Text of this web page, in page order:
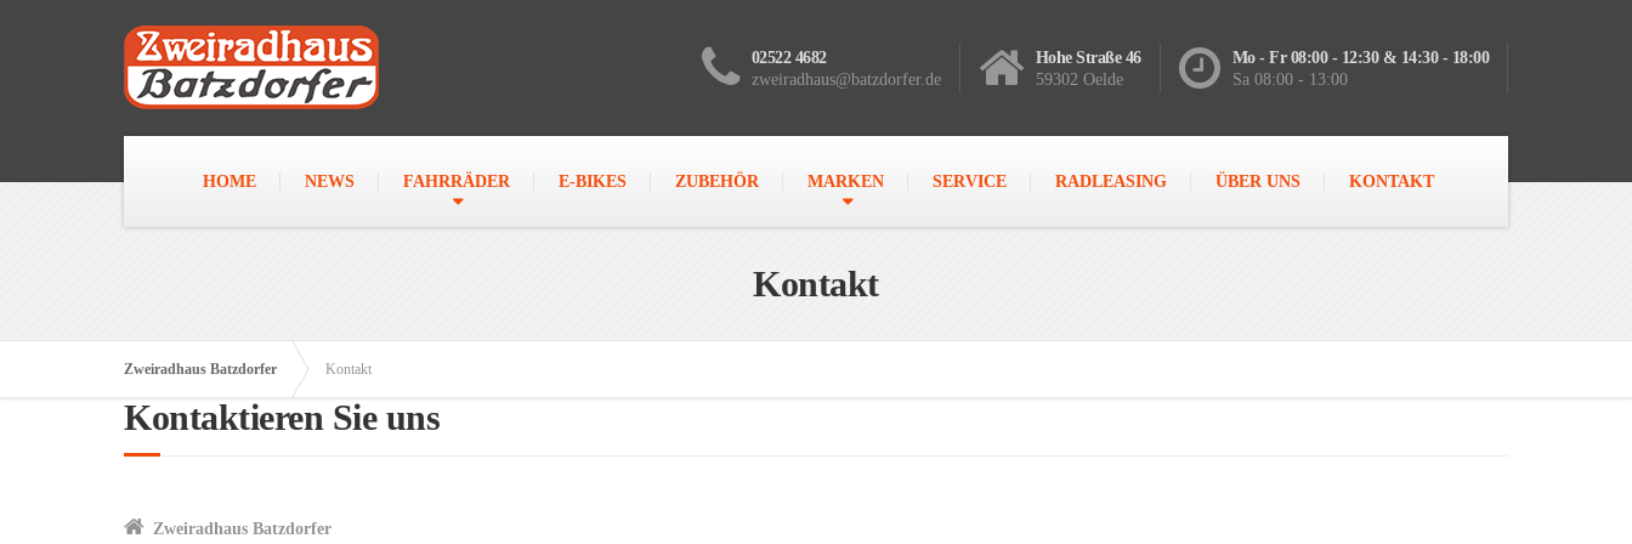
02522 4682
zweiradhaus@batzdorfer.de
Hohe Straße 46
59302 Oelde
Mo - Fr 08:00 - 12:30 & 14:30 - 18:00
Sa 08:00 - 13:00
HOME NEWS FAHRRÄDER E-BIKES ZUBEHÖR MARKEN SERVICE RADLEASING ÜBER UNS KONTAKT
Kontakt
Zweiradhaus Batzdorfer Kontakt
Kontaktieren Sie uns
Zweiradhaus Batzdorfer